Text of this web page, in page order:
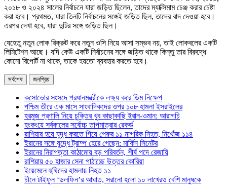
২০১৮ ও ২০২৪ সালের নির্বাচনে যারা জড়িত ছিলেন, তাদের ম্যাক্সিমাম চেঞ্জ করার চেষ্টা
করা হবে। প্রথমত, যারা তিনটি নির্বাচনের সঙ্গেই জড়িত ছিল, তাদের বাদ দেওয়া হবে।
এরপর দেখা হবে, যারা দুটির সঙ্গে জড়িত ছিল।
যেহেতু নতুন লোক রিক্রুট করে নতুন ওসি নিয়ে আসা সম্ভব নয়, তাই লোকবলের একটি
লিমিটেশন আছে। যদি কেউ একটি নির্বাচনের সঙ্গে জড়িত থাকে কিন্তু তার বিরুদ্ধে
কোনো রিপোর্ট না থাকে, তাকে হয়তো ব্যবহার করতে হবে।
সর্বশেষ জনপ্রিয়
কসোভোর সংসদে প্রধানমন্ত্রীকে লক্ষ্য করে ডিম নিক্ষেপ
পশ্চিম তীরে এক মাসে সাংবাদিকদের ওপর ১০৮ হামলা ইসরাইলের
হরমুজ প্রণালি নিয়ে চুক্তির খুব কাছাকাছি ইরান-ওমান: আরাগচি
হংকংয়ে সর্বকালের সর্বোচ্চ তাপমাত্রার রেকর্ড
রাশিয়ার হয়ে যুদ্ধ করতে গিয়ে পেরুর ১১ নাগরিক নিহত, নিখোঁজ ১১৪
ইরানের সঙ্গে যুদ্ধে ট্রাম্প হেরে গেছেন: মার্কিন সিনেটর
ইরানের নিরাপত্তা কাঠামোয় বড় পরিবর্তন, শীর্ষ পদে রেজায়ি
রাশিয়ায় ৫০ হাজার সেনা পাঠাচ্ছে উত্তর কোরিয়া
ইয়েমেনে হুথিদের হামলায় নিহত ১১
চীনে টাইফুন ‘ডলফিন’র আঘাত, সরানো হলো ১০ লাখেরও বেশি মানুষকে